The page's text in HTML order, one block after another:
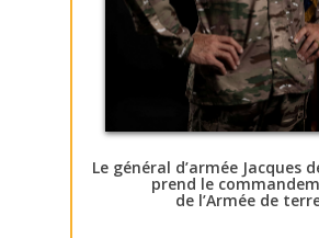
Le général d’armée Jacques
prend le
de l’Armée de